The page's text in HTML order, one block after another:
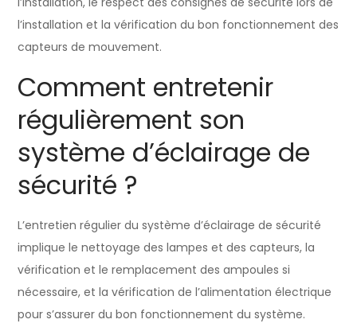
l’installation et la vérification du bon fonctionnement des
capteurs de mouvement.
Comment entretenir
régulièrement son
système d’éclairage de
sécurité ?
L’entretien régulier du système d’éclairage de sécurité
implique le nettoyage des lampes et des capteurs, la
vérification et le remplacement des ampoules si
nécessaire, et la vérification de l’alimentation électrique
pour s’assurer du bon fonctionnement du système.